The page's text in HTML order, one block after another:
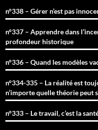
n°338 – Gérer n’est pas
n°337 – Apprendre dans
profondeur historique
n°336 – Quand les modèles
n°334-335 – La réalité est
n’importe quelle théorie peut
n°333 – Le travail, c’est la